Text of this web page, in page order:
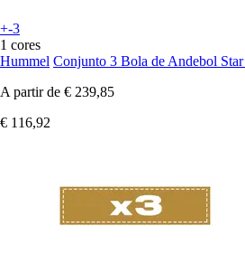
+-3
1 cores
Hummel Conjunto 3 Bola de Andebol
A partir de € 239,85
€ 116,92